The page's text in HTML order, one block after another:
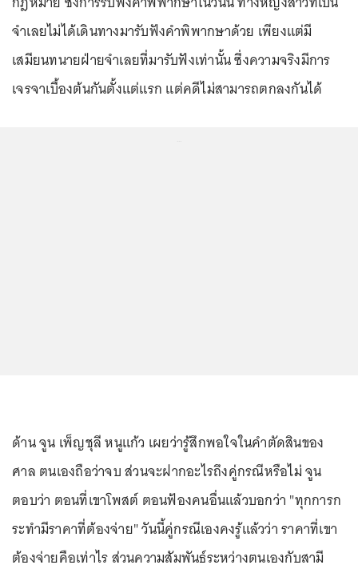
จำเลยไม่ได้เดินทางมารับฟังคำพิพากษาด้วย เพียงแต่มี
เสมียนทนายฝ่ายจำเลยที่มารับฟังเท่านั้น ซึ่งความจริงมีการ
เจรจาเบื้องต้นกันตั้งแต่แรก แต่คดีไม่สามารถตกลงกันได้
ด้าน จูน เพ็ญชุลี หนูแก้ว เผยว่ารู้สึกพอใจในคำตัดสินของ
ศาล ตนเองถือว่าจบ ส่วนจะฝากอะไรถึงคู่กรณีหรือไม่ จูน
ตอบว่า ตอนที่เขาโพสต์ ตอนฟ้องคนอื่นแล้วบอกว่า "ทุกการก
ระทำมีราคาที่ต้องจ่าย" วันนี้คู่กรณีเองคงรู้แล้วว่า ราคาที่เขา
ต้องจ่ายคือเท่าไร ส่วนความสัมพันธ์ระหว่างตนเองกับสามี